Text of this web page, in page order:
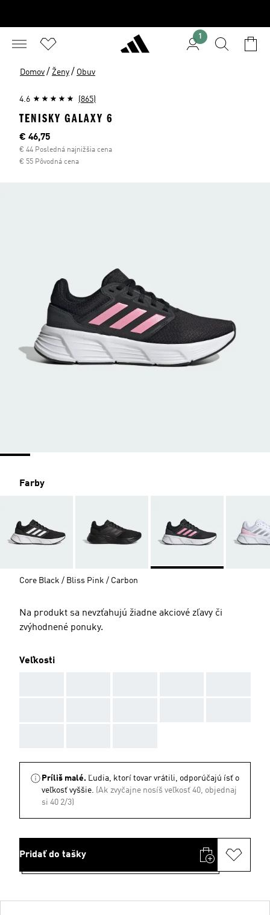
1
Domov / Ženy / Obuv
4.6 (865)
TENISKY GALAXY 6
Aktuálna cena
€ 46,75
€ 44 Posledná najnižšia cena
€ 55 Pôvodná cena
Farby
Core Black / Bliss Pink / Carbon
Na produkt sa nevzťahujú žiadne akciové zľavy či
zvýhodnené ponuky.
Veľkosti
Príliš malé. Ľudia, ktorí tovar vrátili, odporúčajú ísť o
veľkosť vyššie. (Ak zvyčajne nosíš veľkosť 40, objednaj
si 40 2/3)
Pridať do tašky